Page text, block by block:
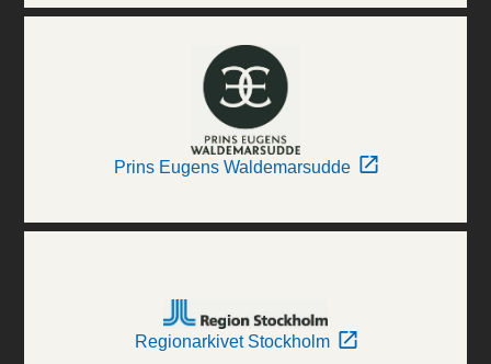
Prins Eugens Waldemarsudde
Regionarkivet Stockholm